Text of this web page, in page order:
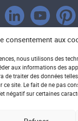
consentement aux
nous utilisons des
aux informations des
de traiter des données
site. Le fait de ne pas
négatif sur certaines